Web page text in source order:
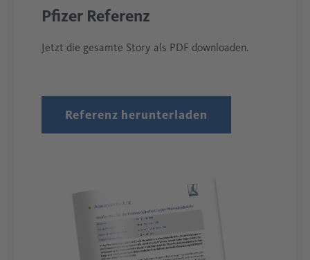
Pfizer Referenz
Jetzt die gesamte Story als PDF downloaden.
Referenz herunterladen